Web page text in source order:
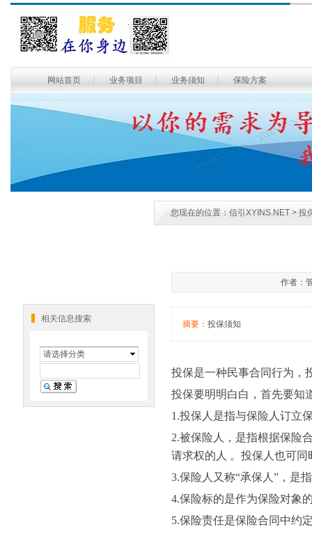
网站首页 业务项目 业务须知 保险方案
您现在的位置： 信引XYINS.NET > 投
相关信息搜索
请选择分类
作者：
摘要： 投保须知
投保是一种民事合同行为，
投保要明明白白，首先要知
1.投保人是指与保险人订立
2.被保险人，是指根据保险
请求权的人 。投保人也可
3.保险人又称“承保人 ” ，是
4.保险标的是作为保险对象
5.保险责任是保险合同中约